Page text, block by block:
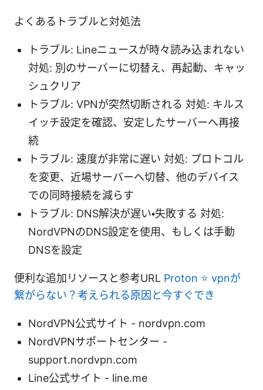
よくあるトラブルと対処法
トラブル: Lineニュースが時々読み込まれない
対処: 別のサーバーに切替え、再起動、キャッ
シュクリア
トラブル: VPNが突然切断される 対処: キルス
イッチ設定を確認、安定したサーバーへ再接
続
トラブル: 速度が非常に遅い 対処: プロトコル
を変更、近場サーバーへ切替、他のデバイス
での同時接続を減らす
トラブル: DNS解決が遅い・失敗する 対処:
NordVPNのDNS設定を使用、もしくは手動
DNSを設定
便利な追加リソースと参考URL Proton ⭐ vpnが
繋がらない？考えられる原因と今すぐでき
NordVPN公式サイト - nordvpn.com
NordVPNサポートセンター -
support.nordvpn.com
Line公式サイト - line.me